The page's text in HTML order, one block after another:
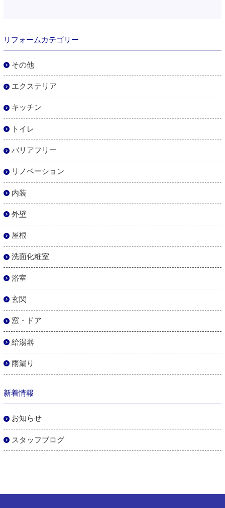
リフォームカテゴリー
その他
エクステリア
キッチン
トイレ
バリアフリー
リノベーション
内装
外壁
屋根
洗面化粧室
浴室
玄関
窓・ドア
給湯器
雨漏り
新着情報
お知らせ
スタッフブログ